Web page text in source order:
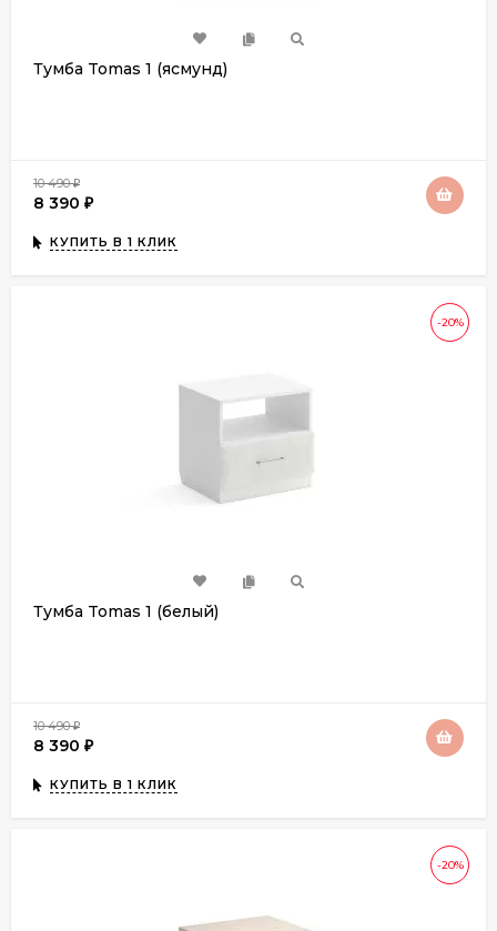
Тумба Tomas 1 (ясмунд)
10 490₽
8 390 ₽
КУПИТЬ В 1 КЛИК
-20%
Тумба Tomas 1 (белый)
10 490₽
8 390 ₽
КУПИТЬ В 1 КЛИК
-20%